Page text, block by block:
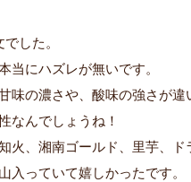
した。
当にハズレが無いです。
味の濃さや、酸味の強さが違
なんでしょうね！
火、湘南ゴールド、里芋、ド
入っていて嬉しかったです。